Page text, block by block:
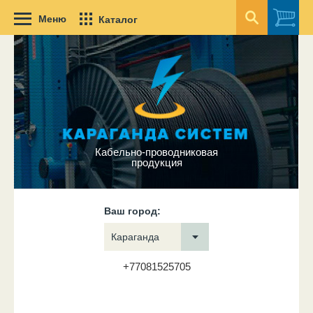
Меню Каталог
Кабельно-проводниковая
продукция
Ваш город:
Караганда
+77081525705